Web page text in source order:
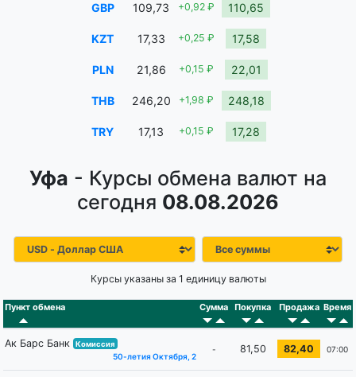
Уфа - Курсы обмена валют на
сегодня 08.08.2026
Курсы указаны за 1 единицу валюты
Пункт обмена Сумма Покупка Продажа Время
Ак Барс Банк Комиссия
50-летия Октября, 2
- 81,50 82,40 07:00
GBP 109,73 +0,92 ₽ 110,65
KZT 17,33 +0,25 ₽ 17,58
PLN 21,86 +0,15 ₽ 22,01
THB 246,20 +1,98 ₽ 248,18
TRY 17,13 +0,15 ₽ 17,28